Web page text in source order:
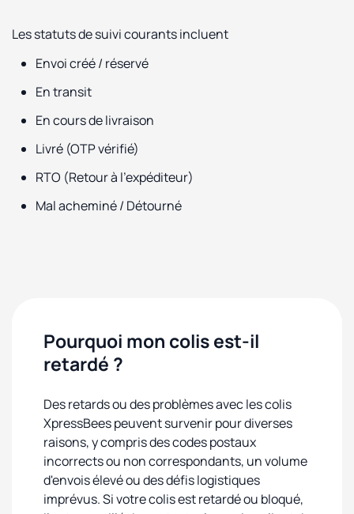
Les statuts de suivi courants incluent
Envoi créé / réservé
En transit
En cours de livraison
Livré (OTP vérifié)
RTO (Retour à l'expéditeur)
Mal acheminé / Détourné
Pourquoi mon colis est-il
retardé ?
Des retards ou des problèmes avec les colis
XpressBees peuvent survenir pour diverses
raisons, y compris des codes postaux
incorrects ou non correspondants, un volume
d'envois élevé ou des défis logistiques
imprévus. Si votre colis est retardé ou bloqué,